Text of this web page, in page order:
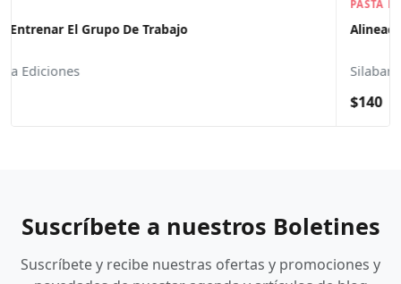
Alineacion Total
Silabard Anthony
Suscríbete a nuestros Boletines
Suscríbete y recibe nuestras ofertas y promociones y